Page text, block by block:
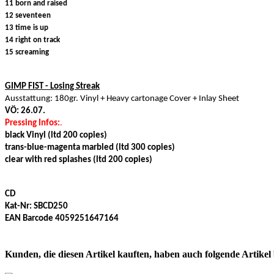
11 born and raised
12 seventeen
13 time is up
14 right on track
15 screaming
GIMP FIST - Losing Streak
Ausstattung: 180gr. Vinyl + Heavy cartonage Cover + Inlay Sheet
VÖ: 26.07.
Pressing Infos:.
black Vinyl (ltd 200 copies)
trans-blue-magenta marbled (ltd 300 copies)
clear with red splashes (ltd 200 copies)
CD
Kat-Nr: SBCD250
EAN Barcode 4059251647164
Kunden, die diesen Artikel kauften, haben auch folgende Artikel